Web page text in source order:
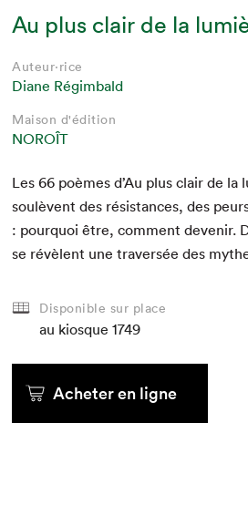
Que
Au plus clair de la
Auteur·rice
Diane Régimbald
Maison d'édition
NOROÎT
Les66 poèmes d’Au plus clair de la
soulèvent des résis­tances, des
: pourquoi être, com­ment devenir.
se révè­lent une tra­ver­sée des
Disponible sur place
au kiosque 1749
Acheter en ligne